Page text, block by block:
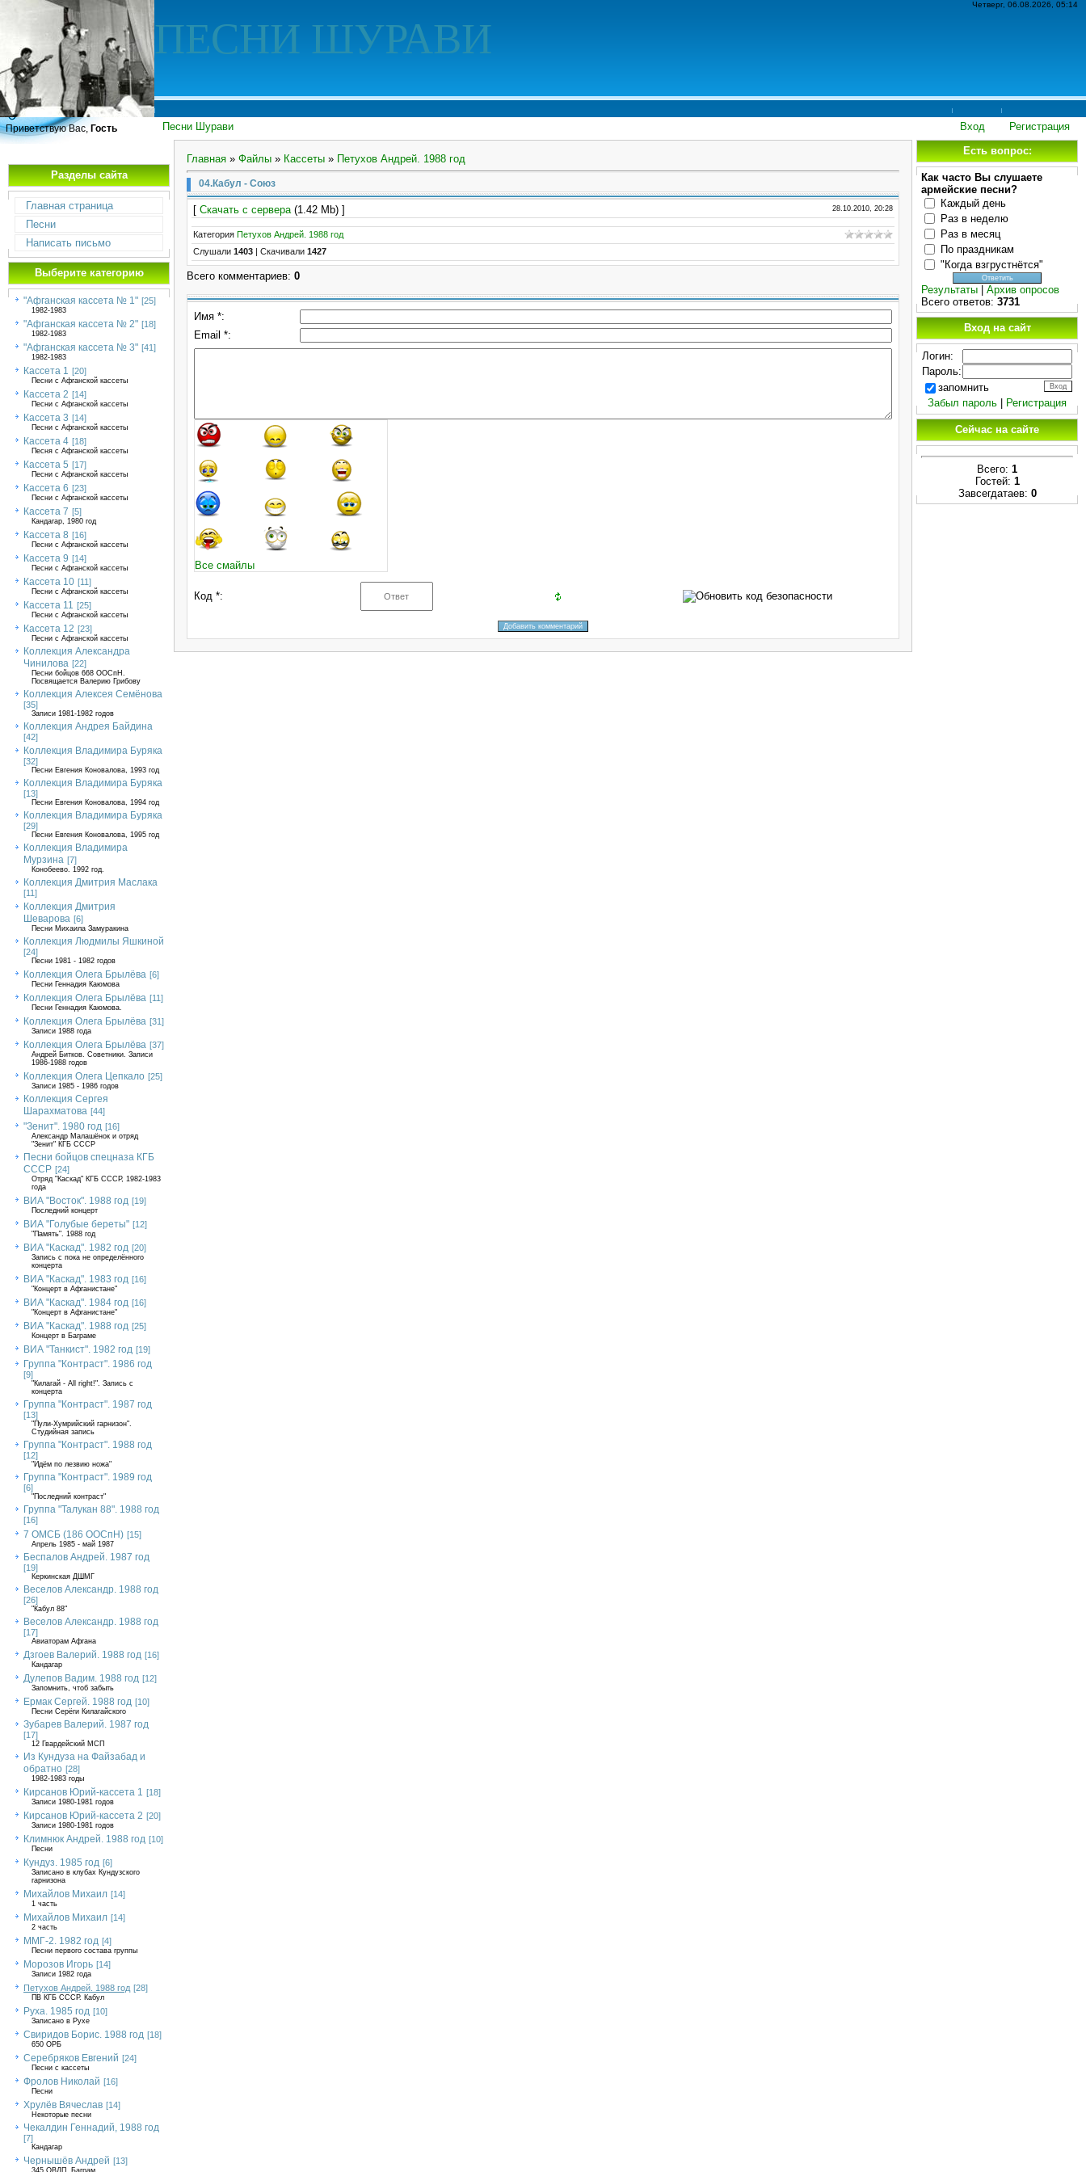
Четверг, 06.08.2026, 05:14
ПЕСНИ ШУРАВИ
Песни Шурави Регистрация
Вход
Приветствую Вас, Гость
Разделы сайта
Главная страница
Песни
Написать письмо
Выберите категорию
"Афганская кассета № 1" [25]
1982-1983
"Афганская кассета № 2" [18]
1982-1983
"Афганская кассета № 3" [41]
1982-1983
Кассета 1 [20]
Песни с Афганской кассеты
Кассета 2 [14]
Песни с Афганской кассеты
Кассета 3 [14]
Песни с Афганской кассеты
Кассета 4 [18]
Песня с Афганской кассеты
Кассета 5 [17]
Песни с Афганской кассеты
Кассета 6 [23]
Песни с Афганской кассеты
Кассета 7 [5]
Кандагар, 1980 год
Кассета 8 [16]
Песни с Афганской кассеты
Кассета 9 [14]
Песни с Афганской кассеты
Кассета 10 [11]
Песни с Афганской кассеты
Кассета 11 [25]
Песни с Афганской кассеты
Кассета 12 [23]
Песни с Афганской кассеты
Коллекция Александра
Чинилова [22]
Песни бойцов 668 ООСпН.
Посвящается Валерию Грибову
Коллекция Алексея Семёнова
[35]
Записи 1981-1982 годов
Коллекция Андрея Байдина
[42]
Коллекция Владимира Буряка
[32]
Песни Евгения Коновалова, 1993 год
Коллекция Владимира Буряка
[13]
Песни Евгения Коновалова, 1994 год
Коллекция Владимира Буряка
[29]
Песни Евгения Коновалова, 1995 год
Коллекция Владимира
Мурзина [7]
Конобеево. 1992 год.
Коллекция Дмитрия Маслака
[11]
Коллекция Дмитрия
Шеварова [6]
Песни Михаила Замуракина
Коллекция Людмилы Яшкиной
[24]
Песни 1981 - 1982 годов
Коллекция Олега Брылёва [6]
Песни Геннадия Каюмова
Коллекция Олега Брылёва [11]
Песни Геннадия Каюмова.
Коллекция Олега Брылёва [31]
Записи 1988 года
Коллекция Олега Брылёва [37]
Андрей Битков. Советники. Записи
1986-1988 годов
Коллекция Олега Цепкало [25]
Записи 1985 - 1986 годов
Коллекция Сергея
Шарахматова [44]
"Зенит". 1980 год [16]
Александр Малашёнок и отряд
"Зенит" КГБ СССР
Песни бойцов спецназа КГБ
СССР [24]
Отряд "Каскад" КГБ СССР, 1982-1983
года
ВИА "Восток". 1988 год [19]
Последний концерт
ВИА "Голубые береты" [12]
"Память". 1988 год
ВИА "Каскад". 1982 год [20]
Запись с пока не определённого
концерта
ВИА "Каскад". 1983 год [16]
"Концерт в Афганистане"
ВИА "Каскад". 1984 год [16]
"Концерт в Афганистане"
ВИА "Каскад". 1988 год [25]
Концерт в Баграме
ВИА "Танкист". 1982 год [19]
Группа "Контраст". 1986 год
[9]
"Килагай - All right!". Запись с
концерта
Группа "Контраст". 1987 год
[13]
"Пули-Хумрийский гарнизон".
Студийная запись
Группа "Контраст". 1988 год
[12]
"Идём по лезвию ножа"
Группа "Контраст". 1989 год
[6]
"Последний контраст"
Группа "Талукан 88". 1988 год
[16]
7 ОМСБ (186 ООСпН) [15]
Апрель 1985 - май 1987
Беспалов Андрей. 1987 год
[19]
Керкинская ДШМГ
Веселов Александр. 1988 год
[26]
"Кабул 88"
Веселов Александр. 1988 год
[17]
Авиаторам Афгана
Дзгоев Валерий. 1988 год [16]
Кандагар
Дулепов Вадим. 1988 год [12]
Запомнить, чтоб забыть
Ермак Сергей. 1988 год [10]
Песни Серёги Килагайского
Зубарев Валерий. 1987 год
[17]
12 Гвардейский МСП
Из Кундуза на Файзабад и
обратно [28]
1982-1983 годы
Кирсанов Юрий-кассета 1 [18]
Записи 1980-1981 годов
Кирсанов Юрий-кассета 2 [20]
Записи 1980-1981 годов
Климнюк Андрей. 1988 год [10]
Песни
Кундуз. 1985 год [6]
Записано в клубах Кундузского
гарнизона
Михайлов Михаил [14]
1 часть
Михайлов Михаил [14]
2 часть
ММГ-2. 1982 год [4]
Песни первого состава группы
Морозов Игорь [14]
Записи 1982 года
Петухов Андрей. 1988 год [28]
ПВ КГБ СССР. Кабул
Руха. 1985 год [10]
Записано в Рухе
Свиридов Борис. 1988 год [18]
650 ОРБ
Серебряков Евгений [24]
Песни с кассеты
Фролов Николай [16]
Песни
Хрулёв Вячеслав [14]
Некоторые песни
Чекалдин Геннадий, 1988 год
[7]
Кандагар
Чернышёв Андрей [13]
345 ОВДП, Баграм
Главная » Файлы » Кассеты » Петухов Андрей. 1988 год
04.Кабул - Союз
[ Скачать с сервера(1.42 Mb) ] 28.10.2010, 20:28
Категория Петухов Андрей. 1988 год
Слушали 1403 Скачивали 1427
Всего комментариев: 0
Имя *:
Email *:
Все смайлы
Код *:
Есть вопрос:
Как часто Вы слушаете
армейские песни?
Каждый день
Раз в неделю
Раз в месяц
По праздникам
"Когда взгрустнётся"
Результаты
Архив опросов
Всего ответов: 3731
Вход на сайт
Логин:
Пароль:
запомнить
Забыл пароль
Регистрация
Сейчас на сайте
Всего: 1
Гостей: 1
Завсегдатаев: 0